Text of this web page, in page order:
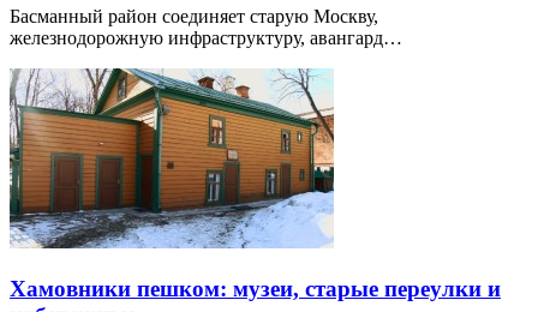
Басманный район соединяет старую Москву,
железнодорожную инфраструктуру, авангард…
Хамовники пешком: музеи, старые переулки и